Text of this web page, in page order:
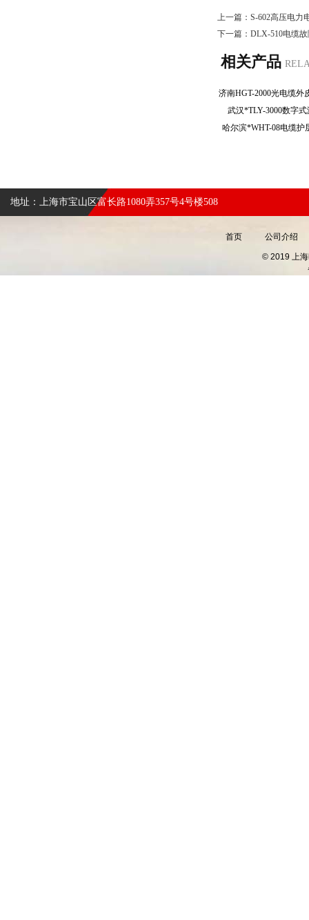
上一篇： S-602高压电力
下一篇： DLX-510电缆
相关产品
武汉*TLY-3000数字
哈尔滨*WHT-08电缆
地址：上海市宝山区富长路1080弄357号4号楼508
首页 公司介绍
© 2019 上